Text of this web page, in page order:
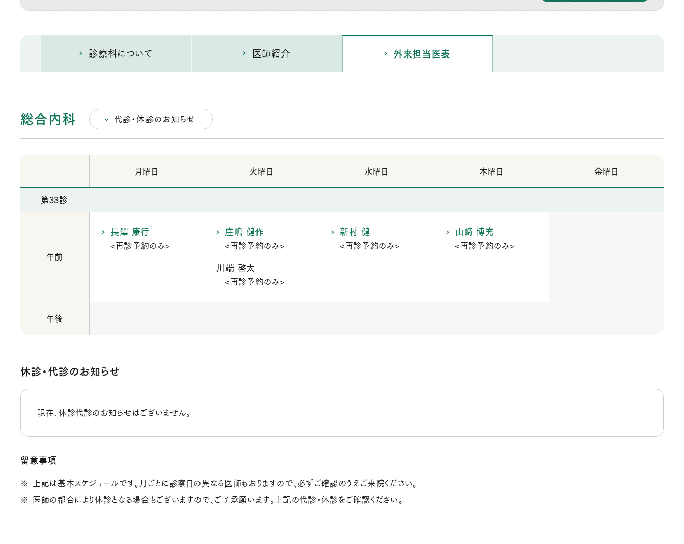
診療科について 医師紹介 外来担当医表
総合内科 代診・休診のお知らせ
月曜日 火曜日 水曜日 木曜日 金曜日
第33診
午前
長澤 康行
<再診予約のみ>
庄嶋 健作
<再診予約のみ>
川端 啓太
<再診予約のみ>
新村 健
<再診予約のみ>
山﨑 博充
<再診予約のみ>
午後
休診・代診のお知らせ
現在、休診代診のお知らせはございません。
留意事項
上記は基本スケジュールです。月ごとに診察日の異なる医師もおりますので、必ずご確認のうえご来院ください。
医師の都合により休診となる場合もございますので、ご了承願います。上記の代診・休診をご確認ください。